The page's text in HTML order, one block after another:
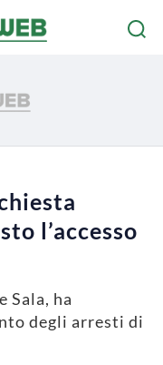
l’accesso
Sala, ha
degli arresti di